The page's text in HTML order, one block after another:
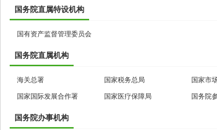
国务院直属特设机构
国有资产监督管理委员会
国务院直属机构
海关总署 国家税务总局 国家市
国家国际发展合作署 国家医疗保障局 国务院
国务院办事机构